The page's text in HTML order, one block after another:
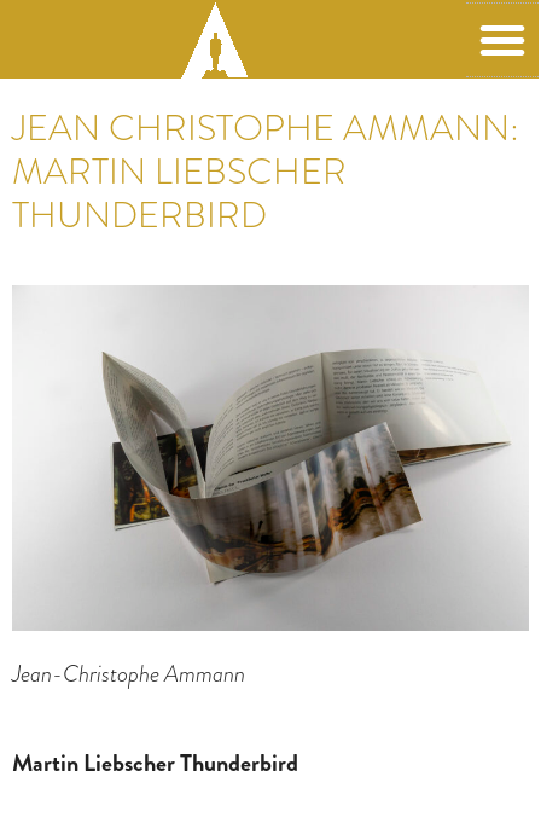
JEAN CHRISTOPHE AMMANN:
MARTIN LIEBSCHER
THUNDERBIRD
Jean-Christophe Ammann
Martin Liebscher Thunderbird